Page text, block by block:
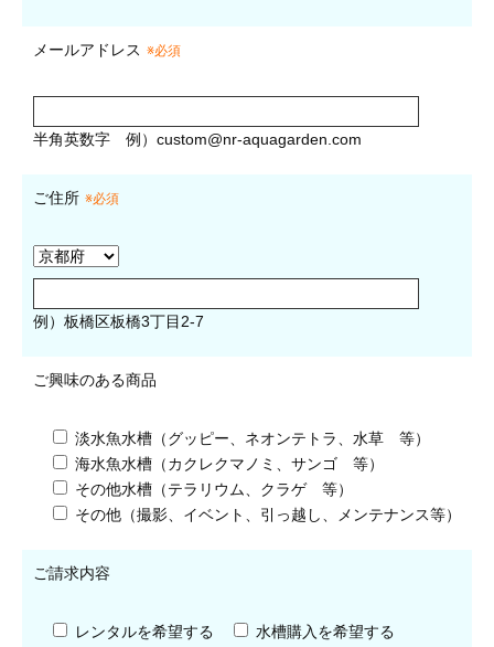
メールアドレス ※必須
半角英数字 例） custom@nr-aquagarden.com
ご住所 ※必須
例）板橋区板橋3丁目2-7
ご興味のある商品
淡水魚水槽（グッピー、ネオンテトラ、水草 等）
海水魚水槽（カクレクマノミ、サンゴ 等）
その他水槽（テラリウム、クラゲ 等）
その他（撮影、イベント、引っ越し、メンテナンス等）
ご請求内容
レンタルを希望する
水槽購入を希望する